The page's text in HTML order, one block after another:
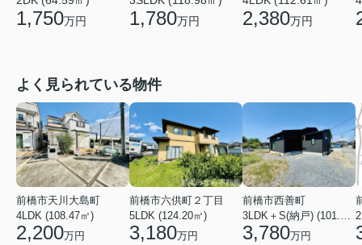
1,750万円 1,780万円 2,380万円
よく見られている物件
前橋市天川大島町
4LDK (108.47㎡)
2,200万円
前橋市六供町２丁目
5LDK (124.20㎡)
3,180万円
前橋市西善町
3LDK＋S(納戸) (101.02㎡)
3,780万円